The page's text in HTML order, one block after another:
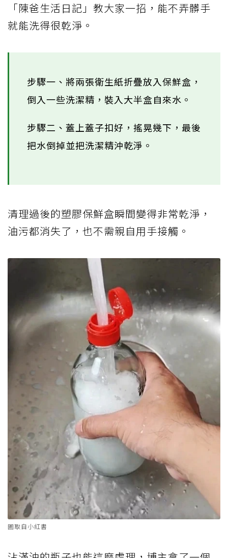
「陳爸生活日記」教大家一招，能不弄髒手
就能洗得很乾淨。
步驟一、將兩張衛生紙折疊放入保鮮盒，
倒入一些洗潔精，裝入大半盒自來水。
步驟二、蓋上蓋子扣好，搖晃幾下，最後
把水倒掉並把洗潔精沖乾淨。
清理過後的塑膠保鮮盒瞬間變得非常乾淨，
油污都消失了，也不需親自用手接觸。
圖取自小紅書